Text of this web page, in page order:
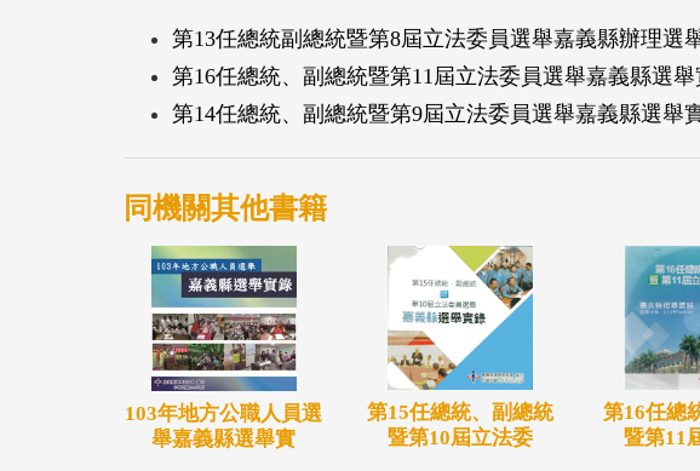
第13任總統副總統暨第8屆立法委員選舉嘉義縣辦理選
第16任總統、副總統暨第11屆立法委員選舉嘉義縣選
第14任總統、副總統暨第9屆立法委員選舉嘉義縣選舉
同機關其他書籍
103年地方公職人員選
舉嘉義縣選舉實
第15任總統、副總統
暨第10屆立法委
第16任總
暨第11